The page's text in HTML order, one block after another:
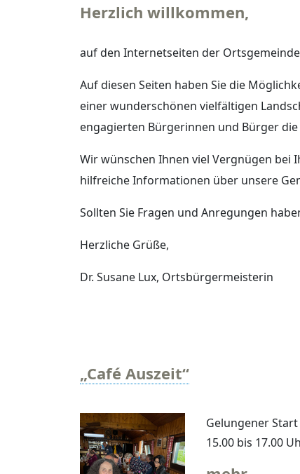
Herzlich willkommen,
auf den Internetseiten der
Auf diesen Seiten haben Sie die
einer wunderschönen vielfältigen
engagierten Bürgerinnen und Bürger
Wir wünschen Ihnen viel Vergnügen bei
hilfreiche Informationen über unsere
Sollten Sie Fragen und Anregungen
Herzliche Grüße,
Dr. Susane Lux, Ortsbürgermeisterin
„Café Auszeit“
Gelungener
15.00 bis 17.00